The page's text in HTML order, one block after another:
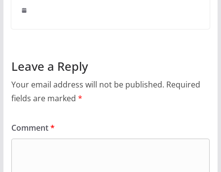
Leave a Reply
Your email address will not be published. Required
fields are marked *
Comment*